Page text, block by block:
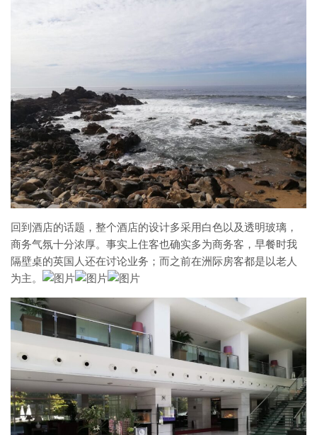
回到酒店的话题，整个酒店的设计多采用白色以及透明玻璃，
商务气氛十分浓厚。事实上住客也确实多为商务客，早餐时我
隔壁桌的英国人还在讨论业务；而之前在洲际房客都是以老人
为主。